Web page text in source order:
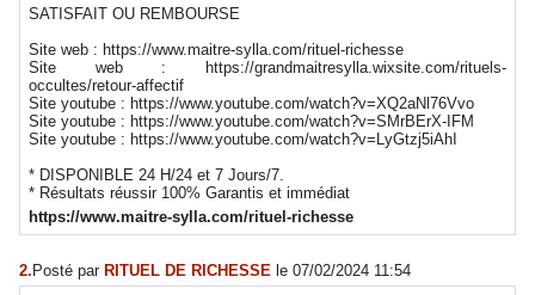
SATISFAIT OU REMBOURSE
Site web : https://www.maitre-sylla.com/rituel-richesse
Site web : https://grandmaitresylla.wixsite.com/rituels-
occultes/retour-affectif
Site youtube : https://www.youtube.com/watch?v=XQ2aNl76Vvo
Site youtube : https://www.youtube.com/watch?v=SMrBErX-IFM
Site youtube : https://www.youtube.com/watch?v=LyGtzj5iAhI
* DISPONIBLE 24 H/24 et 7 Jours/7.
* Résultats réussir 100% Garantis et immédiat
https://www.maitre-sylla.com/rituel-richesse
2.Posté par RITUEL DE RICHESSE le 07/02/2024 11:54